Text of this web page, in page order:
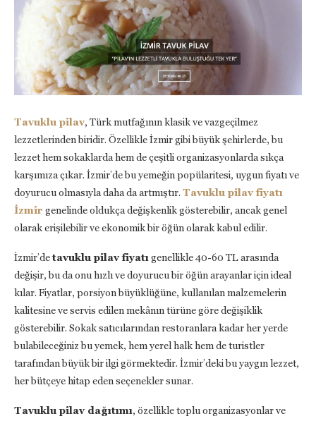
Tavuklu pilav, Türk mutfağının klasik ve vazgeçilmez
lezzetlerinden biridir. Özellikle İzmir gibi büyük şehirlerde, bu
lezzet hem sokaklarda hem de çeşitli organizasyonlarda sıkça
karşımıza çıkar. İzmir’de bu yemeğin popülaritesi, uygun fiyatı ve
doyurucu olmasıyla daha da artmıştır. Tavuklu pilav fiyatı
İzmir genelinde oldukça değişkenlik gösterebilir, ancak genel
olarak erişilebilir ve ekonomik bir öğün olarak kabul edilir.
İzmir’detavuklu pilav fiyatı genellikle 40-60 TL arasında
değişir, bu da onu hızlı ve doyurucu bir öğün arayanlar için ideal
kılar. Fiyatlar, porsiyon büyüklüğüne, kullanılan malzemelerin
kalitesine ve servis edilen mekânın türüne göre değişiklik
gösterebilir. Sokak satıcılarından restoranlara kadar her yerde
bulabileceğiniz bu yemek, hem yerel halk hem de turistler
tarafından büyük bir ilgi görmektedir. İzmir’deki bu yaygın lezzet,
her bütçeye hitap eden seçenekler sunar.
Tavuklu pilav dağıtımı, özellikle toplu organizasyonlar ve